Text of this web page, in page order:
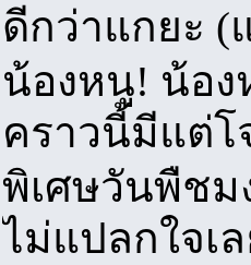
ดีกว่าแกยะ (
น้องหนู! น้อ
คราวนี้มีแต่โ
พิเศษวันพืชม
ไม่แปลกใจเ